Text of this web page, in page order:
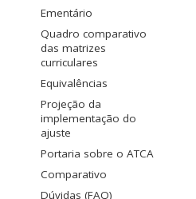
Ementário
Quadro comparativo
das matrizes
curriculares
Equivalências
Projeção da
implementação do
ajuste
Portaria sobre o ATCA
Comparativo
Dúvidas (FAQ)